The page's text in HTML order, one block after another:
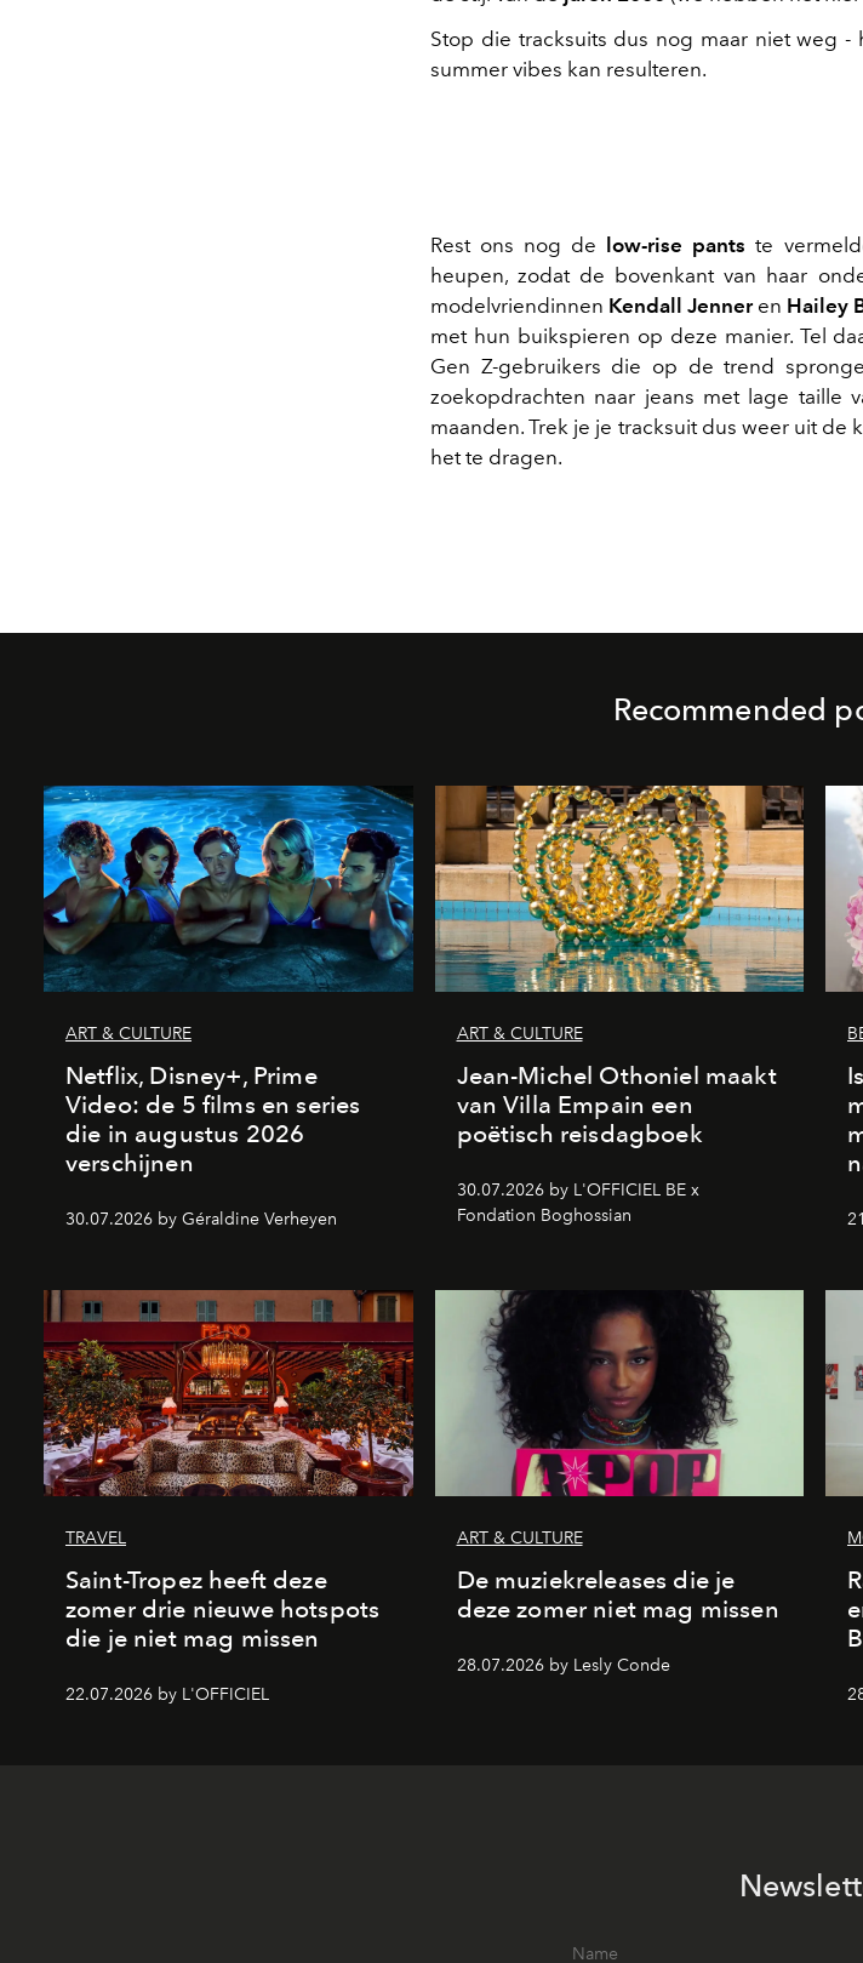
Stop die tracksuits dus nog maar niet weg
summer vibes kan resulteren.
Rest ons nog de low-rise pantste
heupen, zodat de bovenkant van haar
modelvriendinnen Kendall Jenneren Hailey
met hun buikspieren op deze manier. Tel
Gen Z-gebruikers die op de trend
zoekopdrachten naar jeans met lage taille
maanden. Trek je je tracksuit dus weer uit de
het te dragen.
Recommended
ART & CULTURE
Netflix, Disney+, Prime
Video: de 5 films en series
die in augustus 2026
verschijnen
30.07.2026 by Géraldine Verheyen
ART & CULTURE
Jean-Michel Othoniel maakt
van Villa Empain een
poëtisch reisdagboek
30.07.2026 by L'OFFICIEL BE x
Fondation Boghossian
TRAVEL
Saint-Tropez heeft deze
zomer drie nieuwe hotspots
die je niet mag missen
22.07.2026 by L'OFFICIEL
ART & CULTURE
De muziekreleases die je
deze zomer niet mag missen
28.07.2026 by Lesly Conde